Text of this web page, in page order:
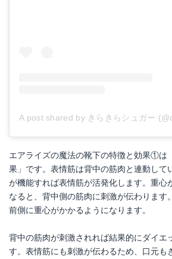
A post shared by きらきらシュガー
エアライズの魔法の靴下の特徴と効果①は
果」です。表情筋は背中の筋肉と連動して
が機能すれば表情筋が活発化します。重心
なると、背中側の筋肉に刺激が伝わります
前側に重心がかかるようになります。
背中の筋肉が刺激されれば結果的にダイエ
す。表情筋にも刺激が伝わるため、口元も